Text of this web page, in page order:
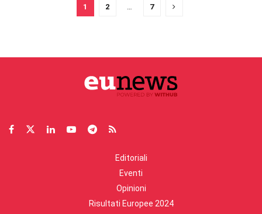
1 2 … 7
Editoriali
Eventi
Opinioni
Risultati Europee 2024